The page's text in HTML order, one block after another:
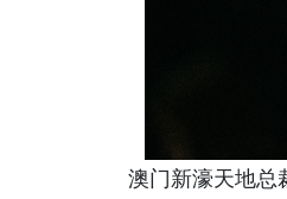
澳门新濠天地总